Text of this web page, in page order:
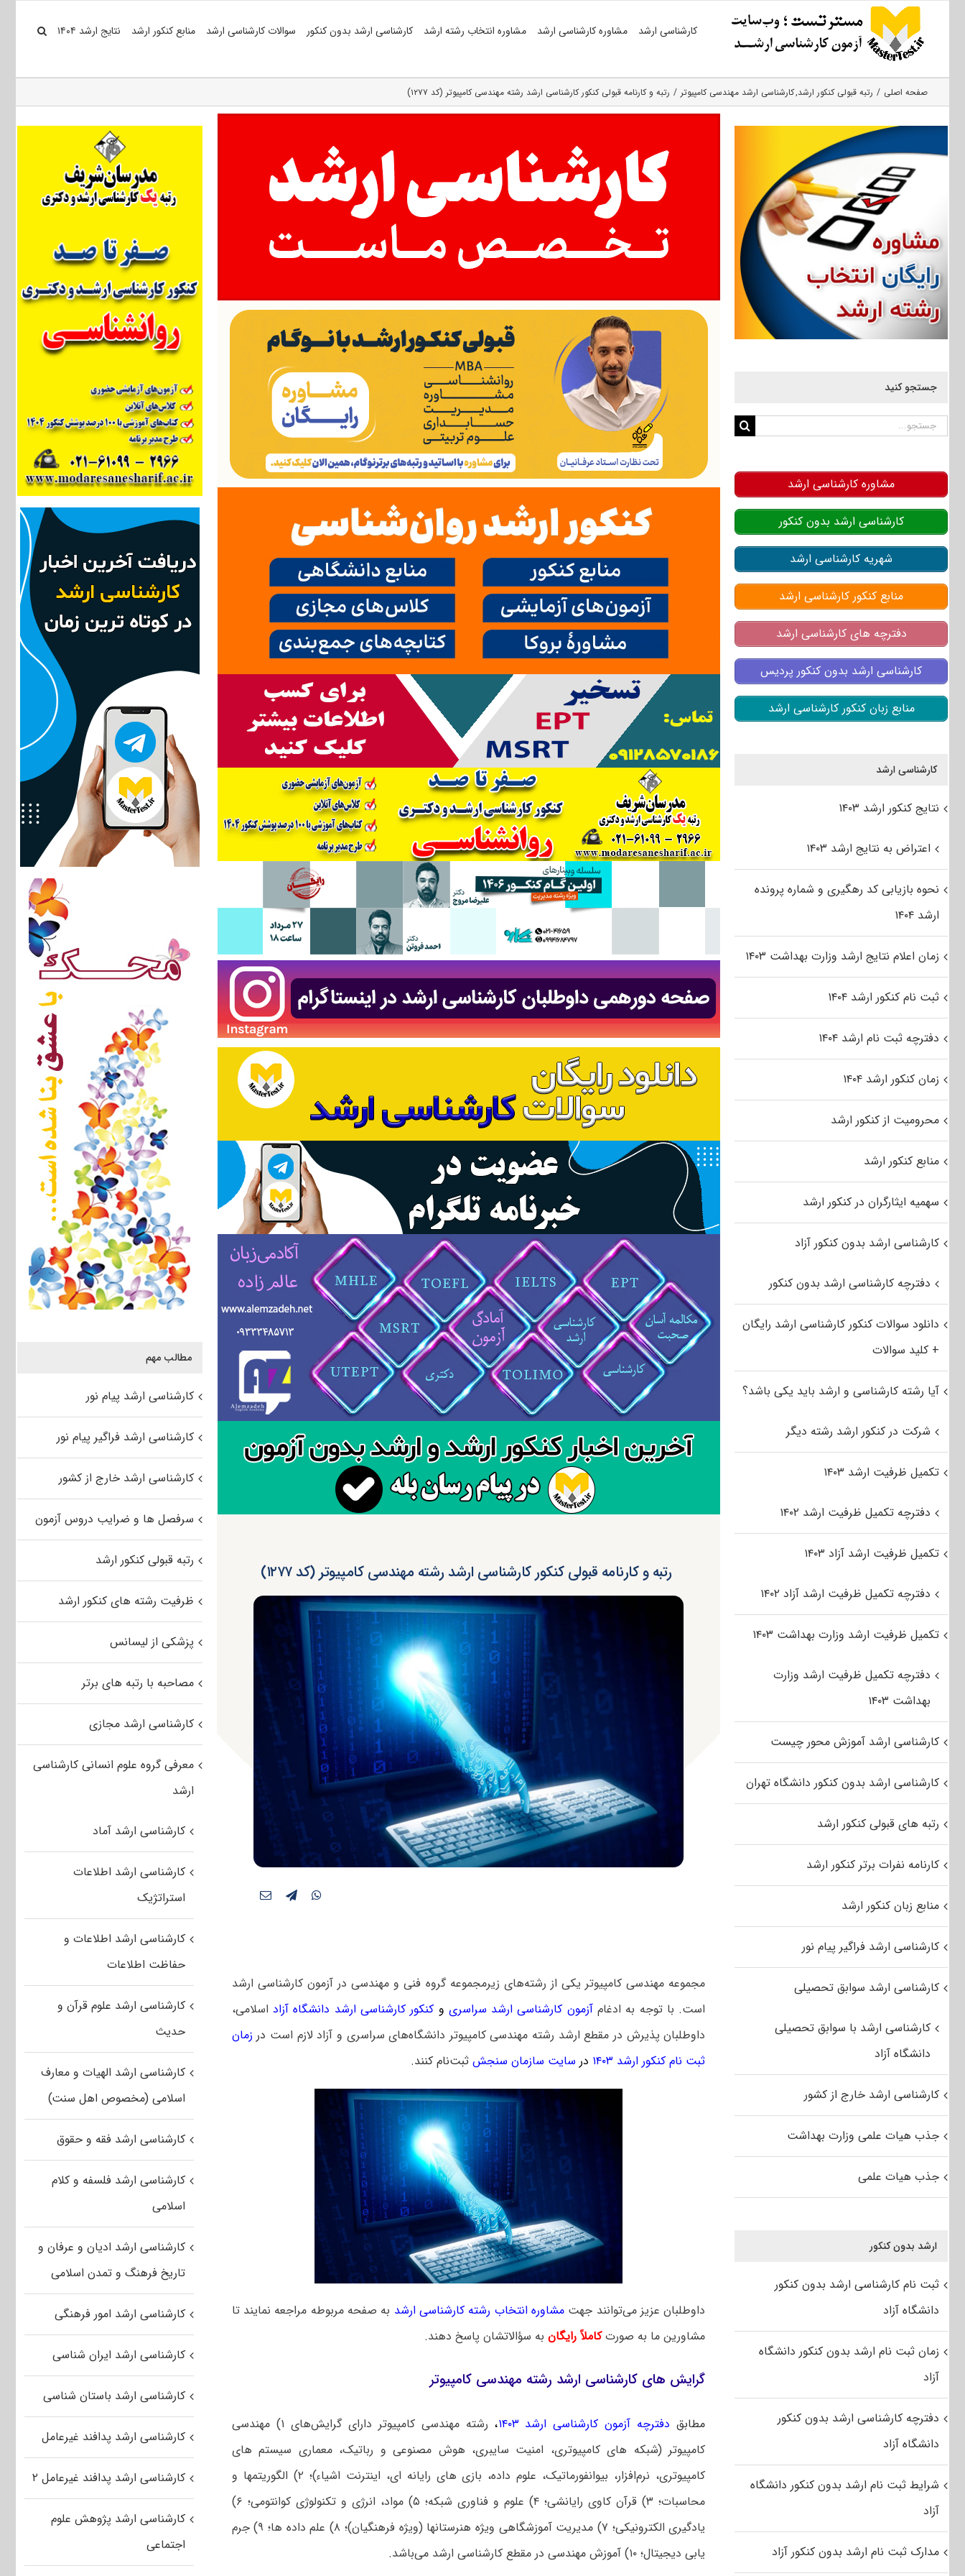
کارشناسی ارشد مشاوره کارشناسی ارشد مشاوره انتخاب رشته ارشد کارشناسی ارشد بدون کنکور سوالات کارشناسی ارشد منابع کنکور ارشد نتایج ارشد ۱۴۰۴
صفحه اصلی رتبه قبولی کنکور ارشد کارشناسی ارشد مهندسی کامپیوتر رتبه و کارنامه قبولی کنکور کارشناسی ارشد رشته مهندسی کامپیوتر (کد ۱۲۷۷)
رتبه و کارنامه قبولی کنکور کارشناسی ارشد رشته مهندسی کامپیوتر (کد ۱۲۷۷)
مجموعه مهندسی کامپیوتر یکی از رشته‌های زیرمجموعه گروه فنی و مهندسی در آزمون کارشناسی ارشد
است. با توجه به ادغامآزمون کارشناسی ارشد سراسری و کنکور کارشناسی ارشد دانشگاه آزاد اسلامی،
داوطلبان پذیرش در مقطع ارشد رشته مهندسی کامپیوتر دانشگاه‌های سراسری و آزاد لازم است در زمان
ثبت نام کنکور ارشد ۱۴۰۳
در سایت سازمان سنجشثبت‌نام کنند.
داوطلبان عزیز می‌توانند جهت مشاوره انتخاب رشته کارشناسی ارشد به صفحه مربوطه مراجعه نمایند تا
مشاورین ما به صورتکاملاً رایگانبه سؤالاتشان پاسخ دهند.
گرایش‌ های کارشناسی ارشد رشته مهندسی کامپیوتر
مطابق دفترچه آزمون کارشناسی ارشد ۱۴۰۳ ،
رشته مهندسی کامپیوتر دارای گرایش‌های ۱) مهندسی
کامپیوتر (شبکه‎ های کامپیوتری، امنیت سایبری، هوش مصنوعی و رباتیک، معماری سیستم ‎های
کامپیوتری، نرم‌افزار، بیوانفورماتیک، علوم داده، بازی های رایانه ای، اینترنت اشیاء)؛ ۲) الگوریتم‎ها و
محاسبات؛ ۳)
قرآن کاوی رایانشی؛
۴) علوم و فناوری شبکه؛ ۵) مواد، انرژی و تکنولوژی کوانتومی؛ ۶)
یادگیری الکترونیکی؛ ۷) مدیریت آموزشگاهی ویژه هنرستانها (ویژه فرهنگیان)؛ ۸) علم داده ها؛ ۹) جرم
یابی دیجیتال؛ ۱۰) آموزش مهندسی در مقطع کارشناسی ارشد می‌باشد.
مطالب مهم
کارشناسی ارشد پیام نور
کارشناسی ارشد فراگیر پیام نور
کارشناسی ارشد خارج از کشور
سرفصل ها و ضرایب دروس آزمون
رتبه قبولی کنکور ارشد
ظرفیت رشته های کنکور ارشد
پزشکی از لیسانس
مصاحبه با رتبه های برتر
کارشناسی ارشد مجازی
معرفی گروه علوم انسانی کارشناسی
ارشد
کارشناسی ارشد آماد
کارشناسی ارشد اطلاعات
استراتژیک
کارشناسی ارشد اطلاعات و
حفاظت اطلاعات
کارشناسی ارشد علوم قرآن و
حدیث
کارشناسی ارشد الهیات و معارف
اسلامی (مخصوص اهل سنت)
کارشناسی ارشد فقه و حقوق
کارشناسی ارشد فلسفه و کلام
اسلامی
کارشناسی ارشد ادیان و عرفان و
تاریخ فرهنگ و تمدن اسلامی
کارشناسی ارشد امور فرهنگی
کارشناسی ارشد ایران شناسی
کارشناسی ارشد باستان شناسی
کارشناسی ارشد پدافند غیرعامل
کارشناسی ارشد پدافند غیرعامل ۲
کارشناسی ارشد پژوهش علوم
اجتماعی
جستجو کنید
جستجو
مشاوره کارشناسی ارشد
کارشناسی ارشد بدون کنکور
شهریه کارشناسی ارشد
منابع کنکور کارشناسی ارشد
دفترچه های کارشناسی ارشد
کارشناسی ارشد بدون کنکور پردیس
منابع زبان کنکور کارشناسی ارشد
کارشناسی ارشد
نتایج کنکور ارشد ۱۴۰۳
اعتراض به نتایج ارشد ۱۴۰۳
نحوه بازیابی کد رهگیری و شماره پرونده
ارشد ۱۴۰۴
زمان اعلام نتایج ارشد وزارت بهداشت ۱۴۰۳
ثبت نام کنکور ارشد ۱۴۰۴
دفترچه ثبت نام ارشد ۱۴۰۴
زمان کنکور ارشد ۱۴۰۴
محرومیت از کنکور ارشد
منابع کنکور ارشد
سهمیه ایثارگران در کنکور ارشد
کارشناسی ارشد بدون کنکور آزاد
دفترچه کارشناسی ارشد بدون کنکور
دانلود سوالات کنکور کارشناسی ارشد رایگان
+ کلید سوالات
آیا رشته کارشناسی و ارشد باید یکی باشد؟
شرکت در کنکور ارشد رشته دیگر
تکمیل ظرفیت ارشد ۱۴۰۳
دفترچه تکمیل ظرفیت ارشد ۱۴۰۲
تکمیل ظرفیت ارشد آزاد ۱۴۰۳
دفترچه تکمیل ظرفیت ارشد آزاد ۱۴۰۲
تکمیل ظرفیت ارشد وزارت بهداشت ۱۴۰۳
دفترچه تکمیل ظرفیت ارشد وزارت
بهداشت ۱۴۰۳
کارشناسی ارشد آموزش محور چیست
کارشناسی ارشد بدون کنکور دانشگاه تهران
رتبه های قبولی کنکور ارشد
کارنامه نفرات برتر کنکور ارشد
منابع زبان کنکور ارشد
کارشناسی ارشد فراگیر پیام نور
کارشناسی ارشد سوابق تحصیلی
کارشناسی ارشد با سوابق تحصیلی
دانشگاه آزاد
کارشناسی ارشد خارج از کشور
جذب هیات علمی وزارت بهداشت
جذب هیات علمی
ارشد بدون کنکور
ثبت نام کارشناسی ارشد بدون کنکور
دانشگاه آزاد
زمان ثبت نام ارشد بدون کنکور دانشگاه
آزاد
دفترچه کارشناسی ارشد بدون کنکور
دانشگاه آزاد
شرایط ثبت نام ارشد بدون کنکور دانشگاه
آزاد
مدارک ثبت نام ارشد بدون کنکور آزاد